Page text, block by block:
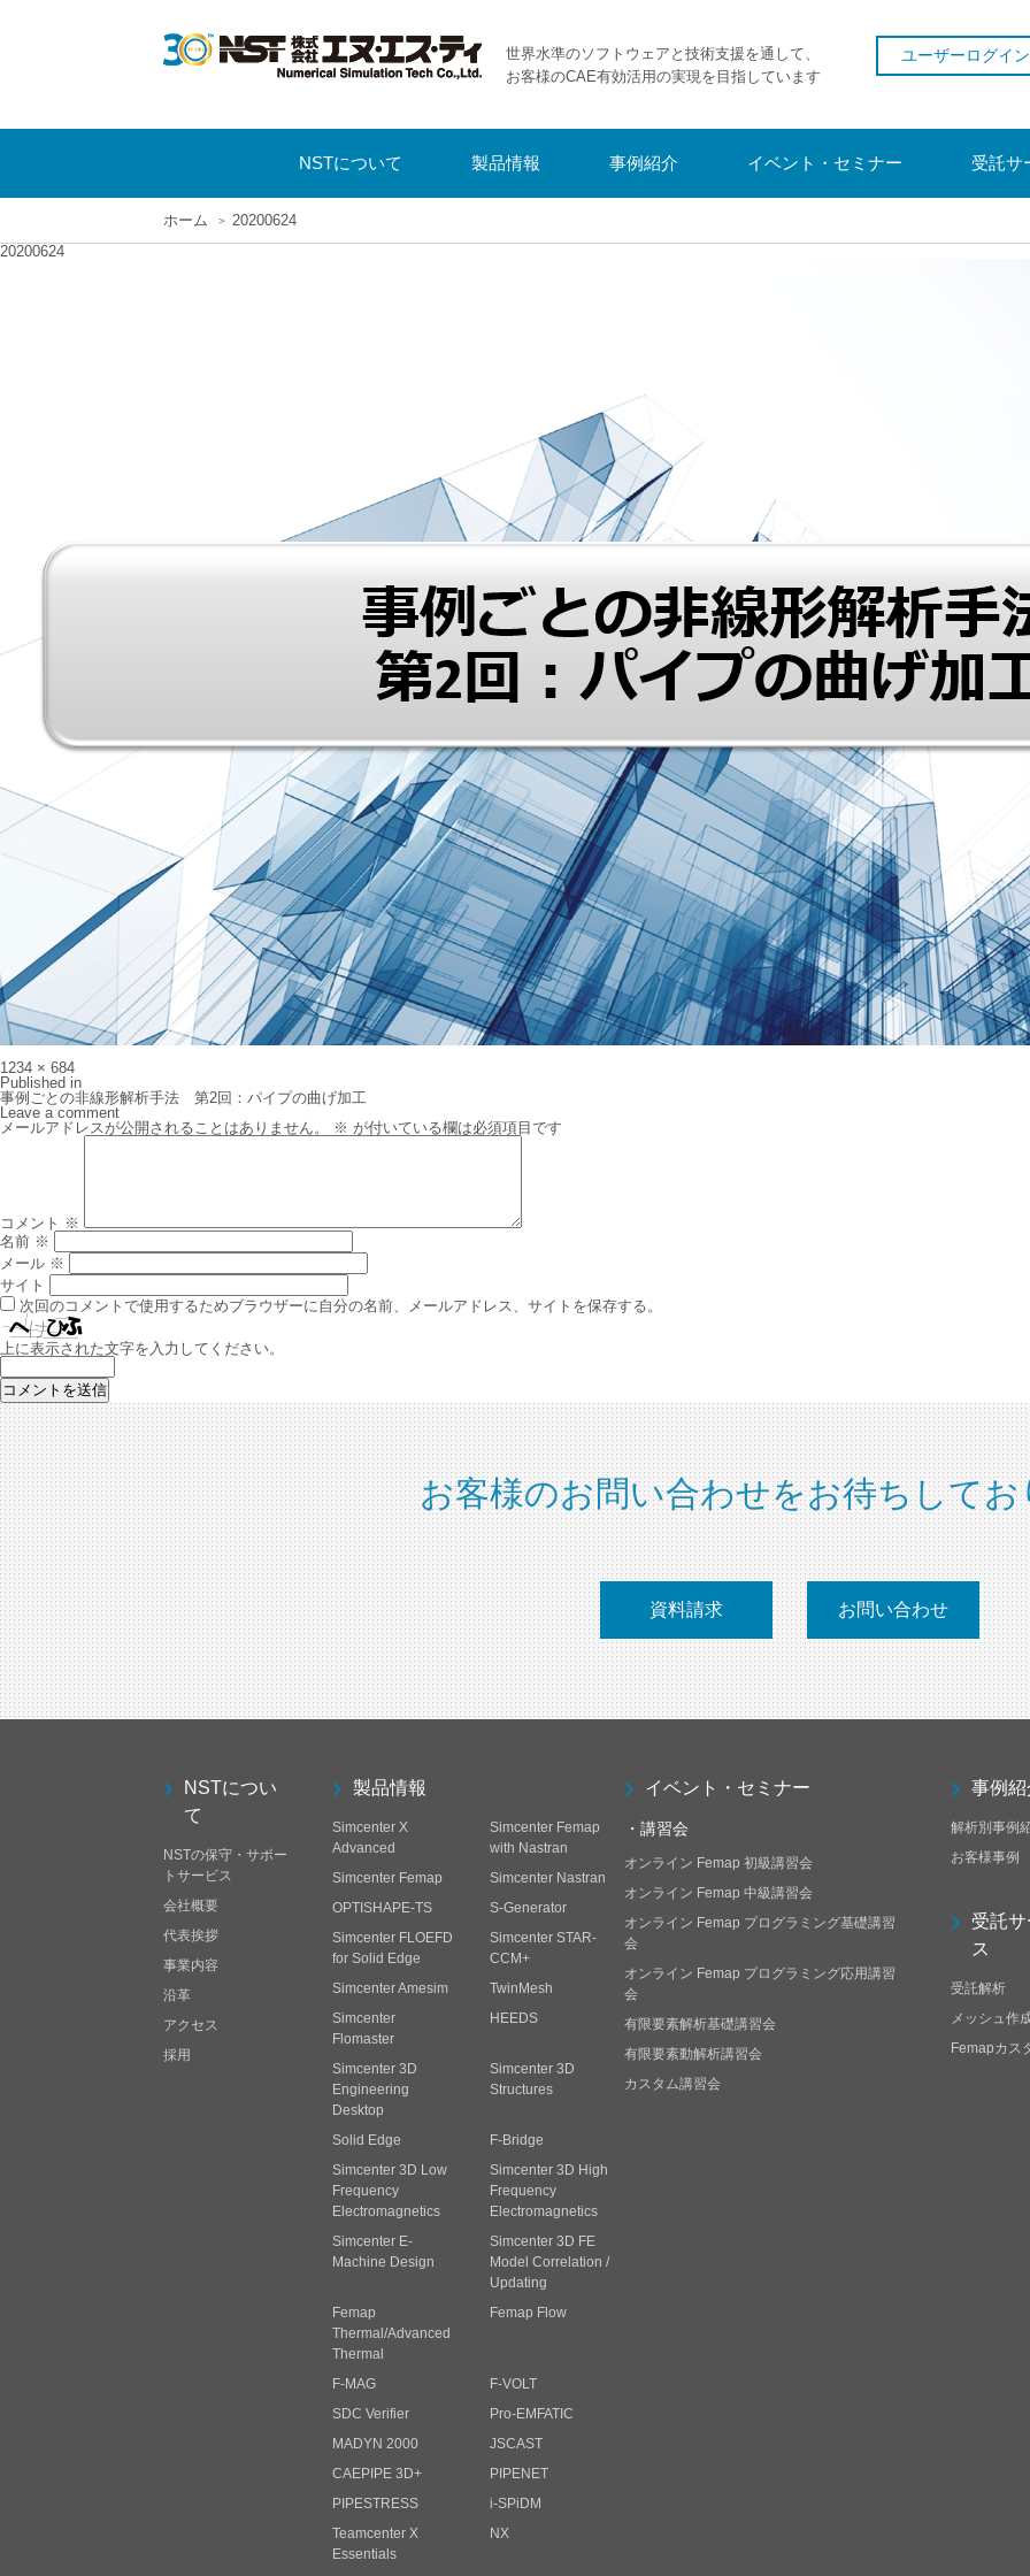
世界水準のソフトウェアと技術支援を通して、
お客様のCAE有効活用の実現を目指しています
ユーザーログイン
NSTについて 製品情報 事例紹介 イベント・セミナー 受託サ
ホーム
20200624
20200624
Full
size
1234 × 684
投
稿
ナ
ビ
Published in
事例ごとの非線形解析手法 第2回：パイプの曲げ加工
Leave a comment
メールアドレスが公開されることはありません。
※ が付いている欄は必須項目です
コメント ※
名前 ※
メール ※
サイト
次回のコメントで使用するためブラウザーに自分の名前、メールアドレス、サイトを保存する。
上に表示された文字を入力してください。
お客様のお問い合わせをお待ちしてお
資料請求 お問い合わせ
NSTについ
て
NSTの保守・サポー
トサービス
会社概要
代表挨拶
事業内容
沿革
アクセス
採用
製品情報
Simcenter X
Advanced
Simcenter Femap
with Nastran
Simcenter Femap
Simcenter Nastran
OPTISHAPE-TS
S-Generator
Simcenter FLOEFD
for Solid Edge
Simcenter STAR-
CCM+
Simcenter Amesim
TwinMesh
Simcenter
Flomaster
HEEDS
Simcenter 3D
Engineering
Desktop
Simcenter 3D
Structures
Solid Edge
F-Bridge
Simcenter 3D Low
Frequency
Electromagnetics
Simcenter 3D High
Frequency
Electromagnetics
Simcenter E-
Machine Design
Simcenter 3D FE
Model Correlation /
Updating
Femap
Thermal/Advanced
Thermal
Femap Flow
F-MAG
F-VOLT
SDC Verifier
Pro-EMFATIC
MADYN 2000
JSCAST
CAEPIPE 3D+
PIPENET
PIPESTRESS
i-SPiDM
Teamcenter X
Essentials
NX
イベント・セミナー
・講習会
オンライン Femap 初級講習会
オンライン Femap 中級講習会
オンライン Femap プログラミング基礎講習
会
オンライン Femap プログラミング応用講習
会
有限要素解析基礎講習会
有限要素動解析講習会
カスタム講習会
事例紹
解析別事例
お客様事例
受託
ス
受託解析
メッシュ作
Femapカス